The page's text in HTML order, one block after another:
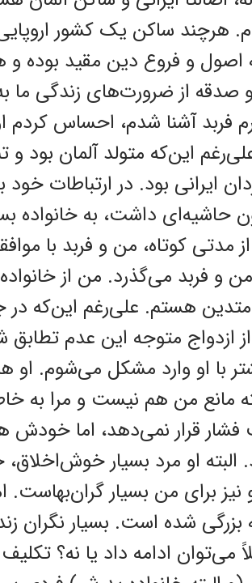
هرچند ساکن یک کشور
اصول و فروع دین مقید بوده
از ضرورت‌های زندگی ما
فربد آشنا شدم، احساس کردم
این‌که متولد آلمان بود و
ایرانی بود. در ارتباطات
حاشیه‌ای داشت، به خانواده
مدتی کوتاه، من و فربد با
من و فربد می‌گذرد. من از
هستم. علی‌رغم ‌این‌که در
ازدواج متوجه ‌این عدم تطابق
با او وارد مشکل می‌شوم. او
مانع من هم نیست و مرا به
قرار نمی‌دهد، اما خودش
البته او مرد بسیار
نیز برای من بسیار
بزرگی شده است. بسیار نگران
ادامه داد یا نه؟